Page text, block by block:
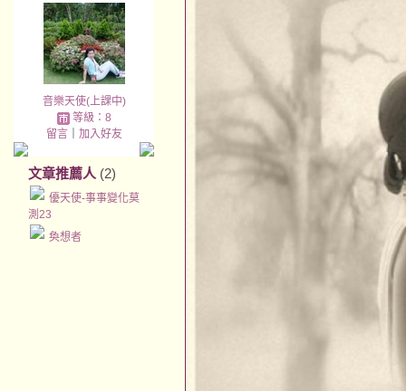
音樂天使(上課中)
等級：8
留言｜ 加入好友
文章推薦人 (2)
優天使-事事變化莫
測23
奐想者